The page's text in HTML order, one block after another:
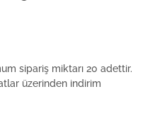
sipariş miktarı 20 adettir.
üzerinden indirim